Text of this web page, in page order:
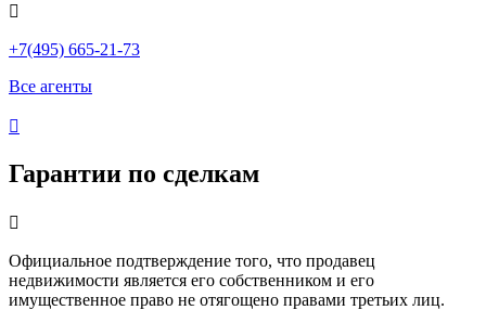

+7(495) 665-21-73
Все агенты

Гарантии по сделкам

Официальное подтверждение того, что продавец
недвижимости является его собственником и его
имущественное право не отягощено правами третьих лиц.